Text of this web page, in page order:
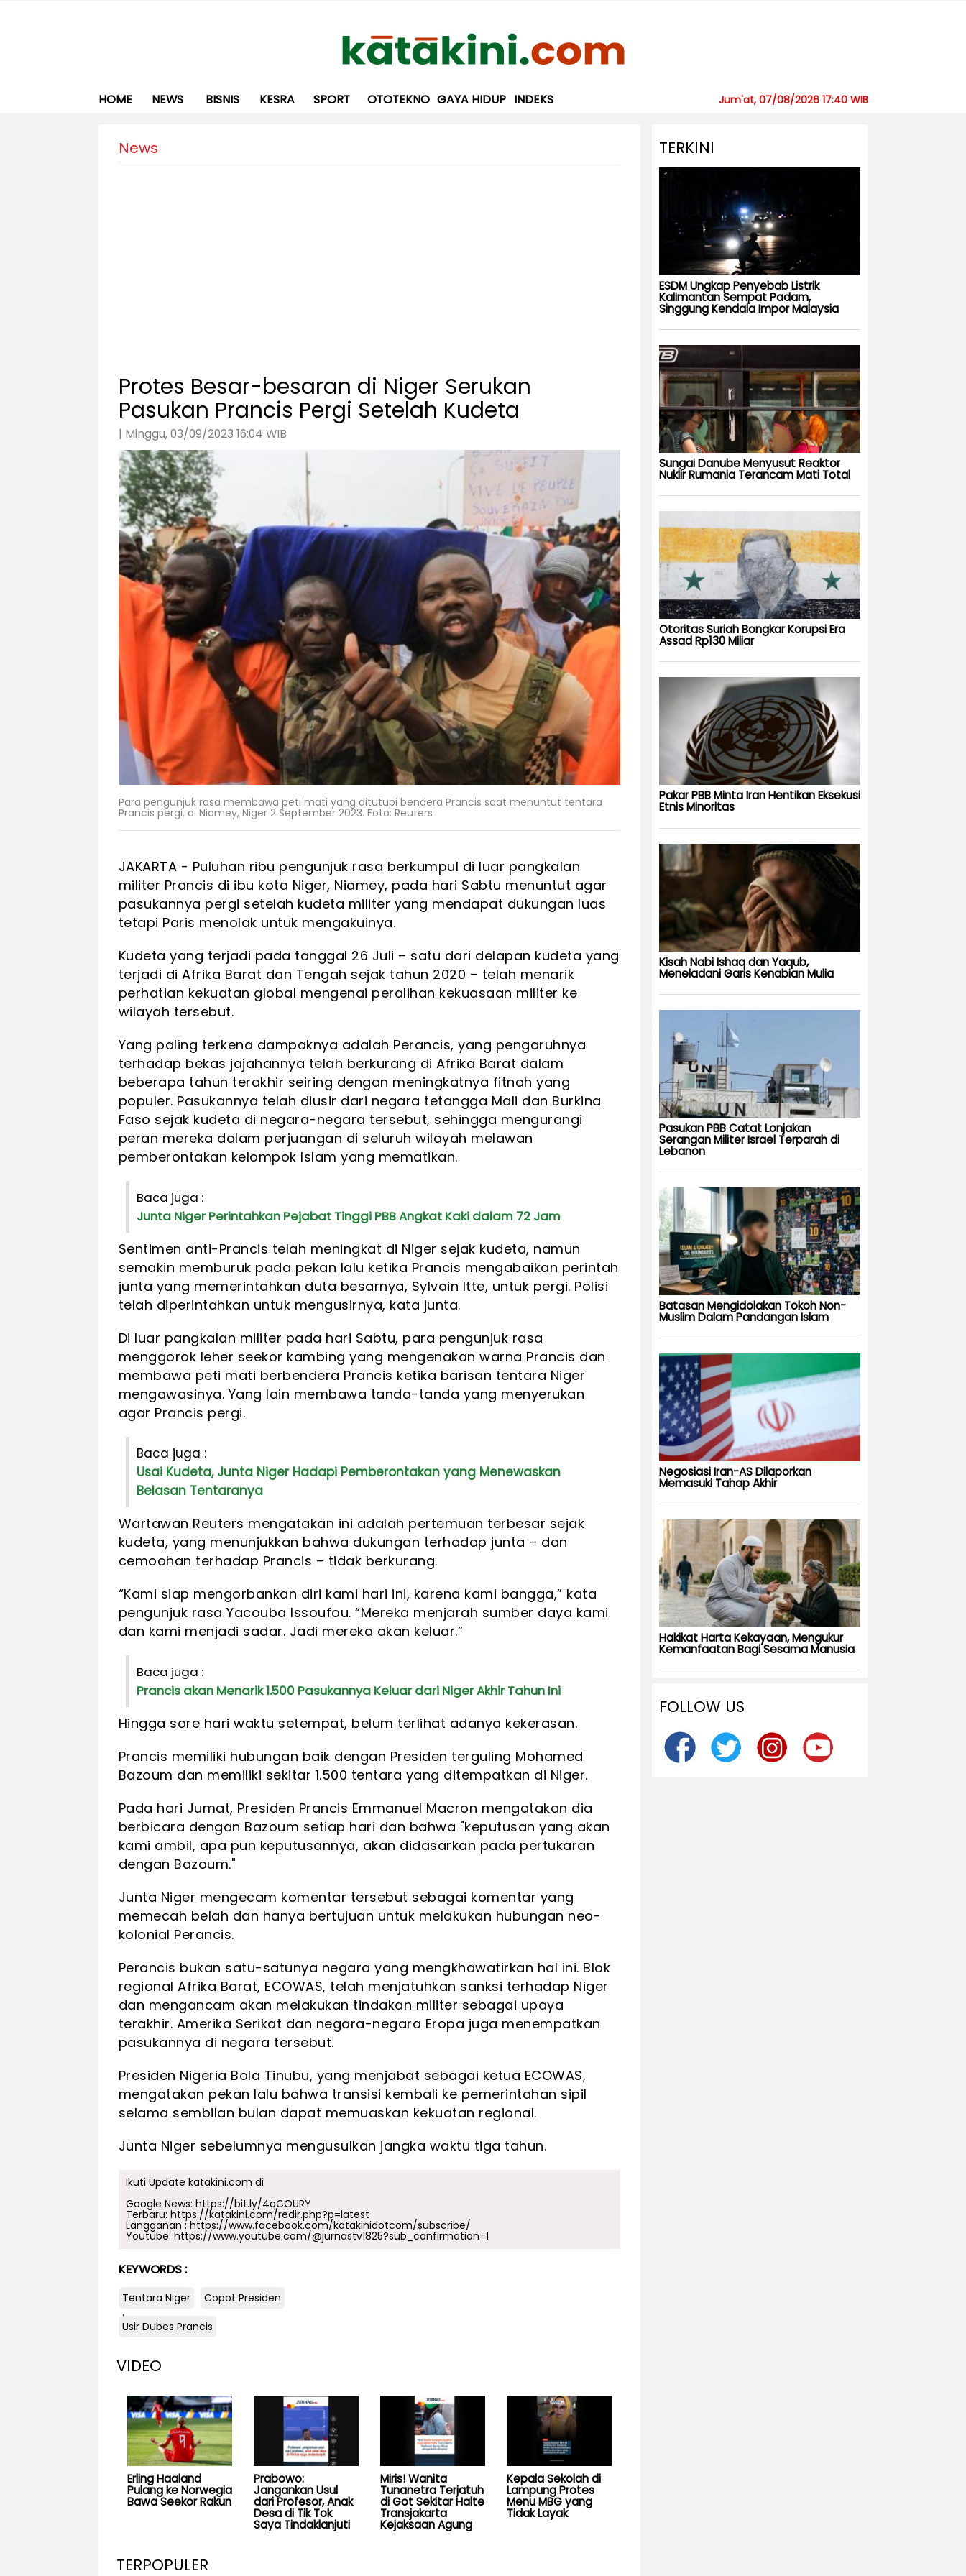
HOME NEWS BISNIS KESRA SPORT OTOTEKNO GAYA HIDUP INDEKS Jum'at, 07/08/2026 17:40 WIB
News
Protes Besar-besaran di Niger Serukan
Pasukan Prancis Pergi Setelah Kudeta
| Minggu, 03/09/2023 16:04 WIB
Para pengunjuk rasa membawa peti mati yang ditutupi bendera Prancis saat menuntut tentara
Prancis pergi, di Niamey, Niger 2 September 2023. Foto: Reuters
JAKARTA - Puluhan ribu pengunjuk rasa berkumpul di luar pangkalan
militer Prancis di ibu kota Niger, Niamey, pada hari Sabtu menuntut agar
pasukannya pergi setelah kudeta militer yang mendapat dukungan luas
tetapi Paris menolak untuk mengakuinya.
Kudeta yang terjadi pada tanggal 26 Juli – satu dari delapan kudeta yang
terjadi di Afrika Barat dan Tengah sejak tahun 2020 – telah menarik
perhatian kekuatan global mengenai peralihan kekuasaan militer ke
wilayah tersebut.
Yang paling terkena dampaknya adalah Perancis, yang pengaruhnya
terhadap bekas jajahannya telah berkurang di Afrika Barat dalam
beberapa tahun terakhir seiring dengan meningkatnya fitnah yang
populer. Pasukannya telah diusir dari negara tetangga Mali dan Burkina
Faso sejak kudeta di negara-negara tersebut, sehingga mengurangi
peran mereka dalam perjuangan di seluruh wilayah melawan
pemberontakan kelompok Islam yang mematikan.
Baca juga :
Junta Niger Perintahkan Pejabat Tinggi PBB Angkat Kaki dalam 72 Jam
Sentimen anti-Prancis telah meningkat di Niger sejak kudeta, namun
semakin memburuk pada pekan lalu ketika Prancis mengabaikan perintah
junta yang memerintahkan duta besarnya, Sylvain Itte, untuk pergi. Polisi
telah diperintahkan untuk mengusirnya, kata junta.
Di luar pangkalan militer pada hari Sabtu, para pengunjuk rasa
menggorok leher seekor kambing yang mengenakan warna Prancis dan
membawa peti mati berbendera Prancis ketika barisan tentara Niger
mengawasinya. Yang lain membawa tanda-tanda yang menyerukan
agar Prancis pergi.
Baca juga :
Usai Kudeta, Junta Niger Hadapi Pemberontakan yang Menewaskan
Belasan Tentaranya
Wartawan Reuters mengatakan ini adalah pertemuan terbesar sejak
kudeta, yang menunjukkan bahwa dukungan terhadap junta – dan
cemoohan terhadap Prancis – tidak berkurang.
“Kami siap mengorbankan diri kami hari ini, karena kami bangga,” kata
pengunjuk rasa Yacouba Issoufou. “Mereka menjarah sumber daya kami
dan kami menjadi sadar. Jadi mereka akan keluar.”
Baca juga :
Prancis akan Menarik 1.500 Pasukannya Keluar dari Niger Akhir Tahun Ini
Hingga sore hari waktu setempat, belum terlihat adanya kekerasan.
Prancis memiliki hubungan baik dengan Presiden terguling Mohamed
Bazoum dan memiliki sekitar 1.500 tentara yang ditempatkan di Niger.
Pada hari Jumat, Presiden Prancis Emmanuel Macron mengatakan dia
berbicara dengan Bazoum setiap hari dan bahwa "keputusan yang akan
kami ambil, apa pun keputusannya, akan didasarkan pada pertukaran
dengan Bazoum."
Junta Niger mengecam komentar tersebut sebagai komentar yang
memecah belah dan hanya bertujuan untuk melakukan hubungan neo-
kolonial Perancis.
Perancis bukan satu-satunya negara yang mengkhawatirkan hal ini. Blok
regional Afrika Barat, ECOWAS, telah menjatuhkan sanksi terhadap Niger
dan mengancam akan melakukan tindakan militer sebagai upaya
terakhir. Amerika Serikat dan negara-negara Eropa juga menempatkan
pasukannya di negara tersebut.
Presiden Nigeria Bola Tinubu, yang menjabat sebagai ketua ECOWAS,
mengatakan pekan lalu bahwa transisi kembali ke pemerintahan sipil
selama sembilan bulan dapat memuaskan kekuatan regional.
Junta Niger sebelumnya mengusulkan jangka waktu tiga tahun.
Ikuti Update katakini.com di
Google News: https://bit.ly/4qCOURY
Terbaru: https://katakini.com/redir.php?p=latest
Langganan : https://www.facebook.com/katakinidotcom/subscribe/
Youtube: https://www.youtube.com/@jurnastv1825?sub_confirmation=1
KEYWORDS :
Tentara Niger
Copot Presiden
.
Usir Dubes Prancis
VIDEO
Erling Haaland
Pulang ke Norwegia
Bawa Seekor Rakun
Prabowo:
Jangankan Usul
dari Profesor, Anak
Desa di Tik Tok
Saya Tindaklanjuti
Miris! Wanita
Tunanetra Terjatuh
di Got Sekitar Halte
Transjakarta
Kejaksaan Agung
Kepala Sekolah di
Lampung Protes
Menu MBG yang
Tidak Layak
TERPOPULER
TERKINI
ESDM Ungkap Penyebab Listrik
Kalimantan Sempat Padam,
Singgung Kendala Impor Malaysia
Sungai Danube Menyusut Reaktor
Nuklir Rumania Terancam Mati Total
Otoritas Suriah Bongkar Korupsi Era
Assad Rp130 Miliar
Pakar PBB Minta Iran Hentikan Eksekusi
Etnis Minoritas
Kisah Nabi Ishaq dan Yaqub,
Meneladani Garis Kenabian Mulia
Pasukan PBB Catat Lonjakan
Serangan Militer Israel Terparah di
Lebanon
Batasan Mengidolakan Tokoh Non-
Muslim Dalam Pandangan Islam
Negosiasi Iran-AS Dilaporkan
Memasuki Tahap Akhir
Hakikat Harta Kekayaan, Mengukur
Kemanfaatan Bagi Sesama Manusia
FOLLOW US